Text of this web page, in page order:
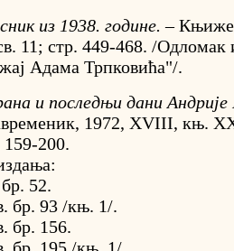
из 1938. године. –
11; стр. 449-468. /
Адама Трпковића"/.
и последњи дани Андрије
1972, XVIII, књ.
159-200.
52.
бр. 93 /књ. 1/.
бр. 156.